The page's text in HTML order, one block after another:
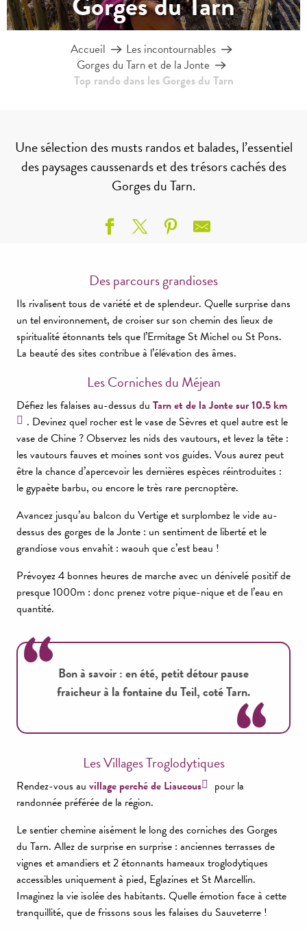
Accueil
Les incontournables
Gorges du Tarn et de la Jonte
Top rando dans les Gorges du Tarn
Une sélection des musts randos et balades, l’essentiel
des paysages caussenards et des trésors cachés des
Gorges du Tarn.
Des parcours grandioses
Ils rivalisent tous de variété et de splendeur. Quelle surprise dans
un tel environnement, de croiser sur son chemin des lieux de
spiritualité étonnants tels que l’Ermitage St Michel ou St Pons.
La beauté des sites contribue à l’élévation des âmes.
Les Corniches du Méjean
Défiez les falaises au-dessus du Tarn et de la Jonte sur 10.5 km
. Devinez quel rocher est le vase de Sèvres et quel autre est le
vase de Chine ? Observez les nids des vautours, et levez la tête :
les vautours fauves et moines sont vos guides. Vous aurez peut
être la chance d’apercevoir les dernières espèces réintroduites :
le gypaète barbu, ou encore le très rare percnoptère.
Avancez jusqu’au balcon du Vertige et surplombez le vide au-
dessus des gorges de la Jonte : un sentiment de liberté et le
grandiose vous envahit : waouh que c’est beau !
Prévoyez 4 bonnes heures de marche avec un dénivelé positif de
presque 1000m : donc prenez votre pique-nique et de l’eau en
quantité.
Bon à savoir : en été, petit détour pause
fraicheur à la fontaine du Teil, coté Tarn.
Les Villages Troglodytiques
Rendez-vous au village perché de Liaucous
pour la
randonnée préférée de la région.
Le sentier chemine aisément le long des corniches des Gorges
du Tarn. Allez de surprise en surprise : anciennes terrasses de
vignes et amandiers et 2 étonnants hameaux troglodytiques
accessibles uniquement à pied, Eglazines et St Marcellin.
Imaginez la vie isolée des habitants. Quelle émotion face à cette
tranquillité, que de frissons sous les falaises du Sauveterre !